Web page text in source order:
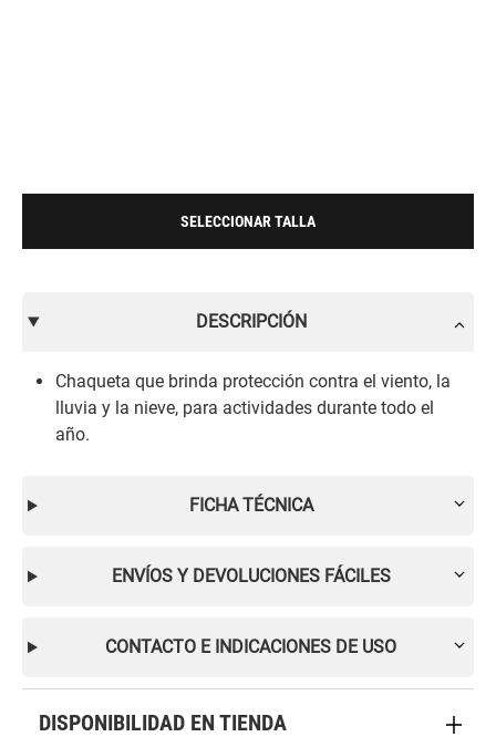
SELECCIONAR TALLA
DESCRIPCIÓN
Chaqueta que brinda protección contra el viento, la
lluvia y la nieve, para actividades durante todo el
año.
FICHA TÉCNICA
ENVÍOS Y DEVOLUCIONES FÁCILES
CONTACTO E INDICACIONES DE USO
DISPONIBILIDAD EN TIENDA